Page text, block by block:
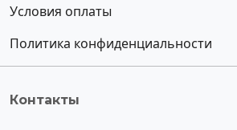
Условия оплаты
Политика конфиденциальности
Контакты